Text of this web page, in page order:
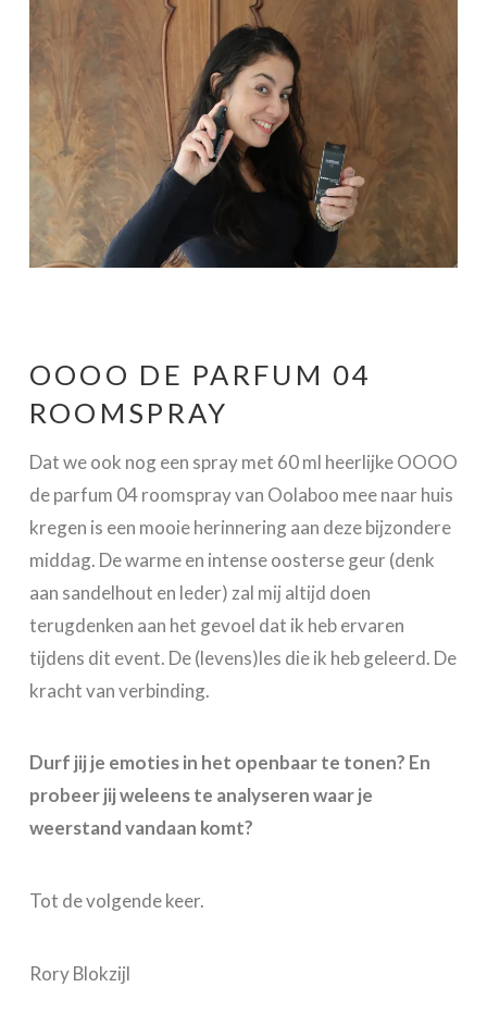
OOOO DE PARFUM 04
ROOMSPRAY
Dat we ook nog een spray met 60 ml heerlijke OOOO
de parfum 04 roomspray van Oolaboo mee naar huis
kregen is een mooie herinnering aan deze bijzondere
middag. De warme en intense oosterse geur (denk
aan sandelhout en leder) zal mij altijd doen
terugdenken aan het gevoel dat ik heb ervaren
tijdens dit event. De (levens)les die ik heb geleerd. De
kracht van verbinding.
Durf jij je emoties in het openbaar te tonen? En
probeer jij weleens te analyseren waar je
weerstand vandaan komt?
Tot de volgende keer.
Rory Blokzijl